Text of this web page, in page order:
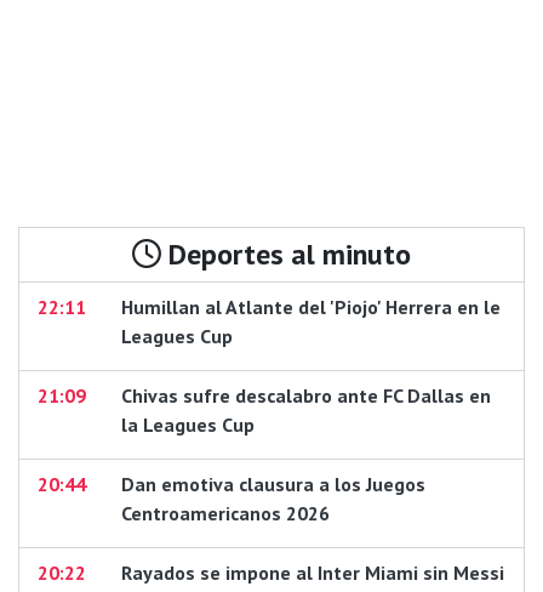
Deportes al minuto
22:11
Humillan al Atlante del 'Piojo' Herrera en le
Leagues Cup
21:09
Chivas sufre descalabro ante FC Dallas en
la Leagues Cup
20:44
Dan emotiva clausura a los Juegos
Centroamericanos 2026
20:22
Rayados se impone al Inter Miami sin Messi